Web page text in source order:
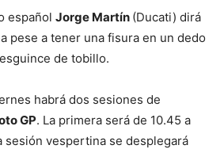
español Jorge Martín (Ducati) dirá
pese a tener una fisura en un dedo
de tobillo.
habrá dos sesiones de
GP. La primera será de 10.45 a
sesión vespertina se desplegará